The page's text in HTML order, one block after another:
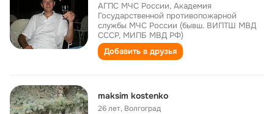
АГПС МЧС России, Академия
Государственной противопожарной
службы МЧС России (бывш. ВИПТШ МВД
СССР, МИПБ МВД РФ)
Добавить в друзья
maksim kostenko
26 лет, Волгоград